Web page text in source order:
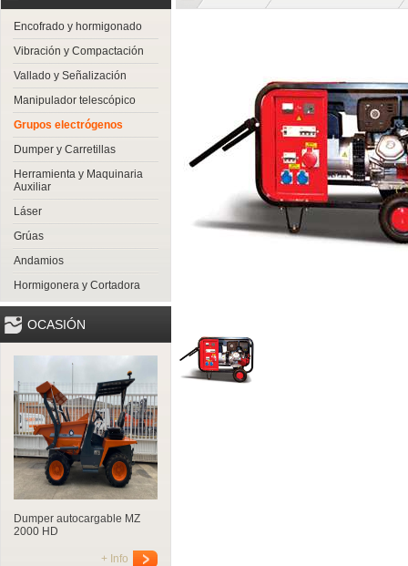
Encofrado y hormigonado
Vibración y Compactación
Vallado y Señalización
Manipulador telescópico
Grupos electrógenos
Dumper y Carretillas
Herramienta y Maquinaria
Auxiliar
Láser
Grúas
Andamios
Hormigonera y Cortadora
OCASIÓN
Dumper autocargable MZ
2000 HD
+ Info